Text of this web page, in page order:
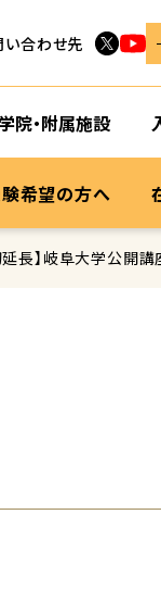
院・附属施設
希望の方へ
い合わせ先
延長】岐阜大学公開講